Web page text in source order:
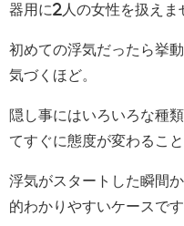
器用に2人の女性を扱えま
初めての浮気だったら挙
気づくほど。
隠し事にはいろいろな種
てすぐに態度が変わること
浮気がスタートした瞬間
的わかりやすいケースです